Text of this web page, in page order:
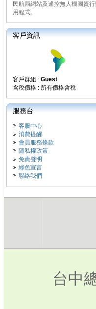
民航局網站及遙控無人機圖資
用程式。
客戶資訊
客戶群組 : Guest
含稅價格 : 所有價格含稅
服務台
客服中心
消費提醒
會員服務條款
隱私權政策
免責聲明
綠色宣言
聯絡我們
台中